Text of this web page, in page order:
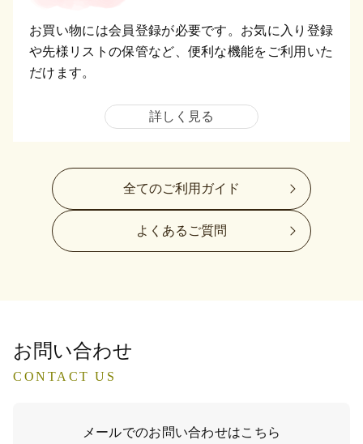
お買い物には会員登録が必要です。お気に入り登録
や先様リストの保管など、便利な機能をご利用いた
だけます。
詳しく見る
全てのご利用ガイド
よくあるご質問
お問い合わせ
CONTACT US
メールでのお問い合わせはこちら